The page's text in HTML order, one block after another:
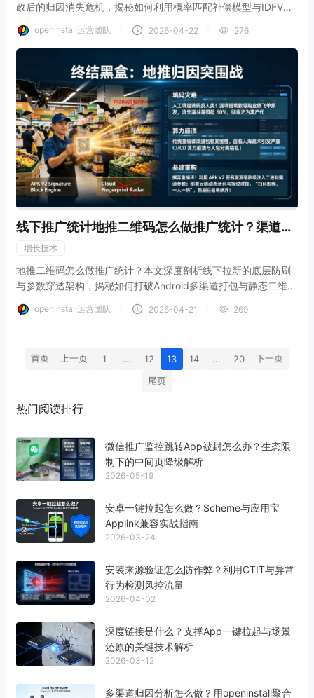
政后的归因消失危机，揭秘如何利用概率匹配补偿模型与IDFV链
路找回丢失的转化。结合openinstall级联归因算法，构建跨越
ATT弹窗的底层数据补丁，将iOS端的归因复原率硬核提升至
92.4%，彻底挽救买量数据暴跌。
openinstall运营团队 2026-04-22 276
线下推广统计地推二维码怎么做推广统计？渠道包
增长技术
地推二维码怎么做推广统计？本文深度剖析线下拉新的底层防刷
与参数穿透架构，揭秘如何打破Android多渠道打包与静态二维码
的物理限制。结合美团Walle极速生成原理与openinstall动态参数
二维码中台，教您构建“一人一码”的免打包地推网络，将地推导购
openinstall运营团队 2026-04-21 269
首页 上一页 1 ... 12 13 14 ... 20
下一页
尾页
热门阅读排行
微信推广监控跳转App被封怎么办？生态限
制下的中间页降级解析
2026-05-19
安卓一键拉起怎么做？Scheme与应用宝
Applink兼容实战指南
2026-03-24
安装来源验证怎么防作弊？利用CTIT与异常
行为检测风控流量
2026-04-02
深度链接是什么？支撑App一键拉起与场景
还原的关键技术解析
2026-03-12
多渠道归因分析怎么做？用openinstall聚合